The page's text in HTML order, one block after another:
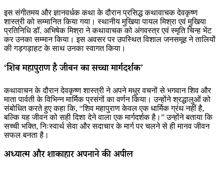
इस संगीतमय और ज्ञानवर्धक कथा के दौरान प्रसिद्ध कथावाचक देवकृष्ण
शास्त्री को सम्मानित किया गया। स्थानीय मुखिया पायल मिश्रा एवं मुखिया
प्रतिनिधि डॉ. अभिषेक मिश्रा ने कथावाचक को अंगवस्त्र एवं स्मृति चिन्ह भेंट
कर उनका सम्मान किया। इस अवसर पर उपस्थित विशाल जनसमूह ने तालियों
की गड़गड़ाहट के साथ उनका स्वागत किया।
‘शिव महापुराण है जीवन का सच्चा मार्गदर्शक’
कथावाचन के दौरान देवकृष्ण शास्त्री ने अपने मधुर वचनों से भगवान शिव और
माता पार्वती के विभिन्न मार्मिक प्रसंगों का वर्णन किया। उन्होंने श्रद्धालुओं को
संबोधित करते हुए कहा कि, “शिव महापुराण केवल एक धार्मिक ग्रंथ नहीं है,
बल्कि यह जीवन को सही दिशा देने वाला एक मार्गदर्शक है।” उन्होंने बताया कि
सच्ची भक्ति, निःस्वार्थ सेवा और सदाचार के मार्ग पर चलने से ही मानव जीवन
सफल बनता है।
अध्यात्म और शाकाहार अपनाने की अपील